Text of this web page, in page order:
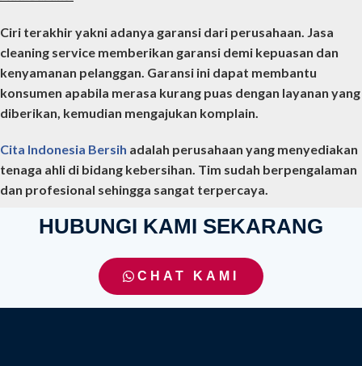
Ciri terakhir yakni adanya garansi dari perusahaan. Jasa
cleaning service memberikan garansi demi kepuasan dan
kenyamanan pelanggan. Garansi ini dapat membantu
konsumen apabila merasa kurang puas dengan layanan yang
diberikan, kemudian mengajukan komplain.
Cita Indonesia Bersih adalah perusahaan yang menyediakan
tenaga ahli di bidang kebersihan. Tim sudah berpengalaman
dan profesional sehingga sangat terpercaya.
HUBUNGI KAMI SEKARANG
CHAT KAMI